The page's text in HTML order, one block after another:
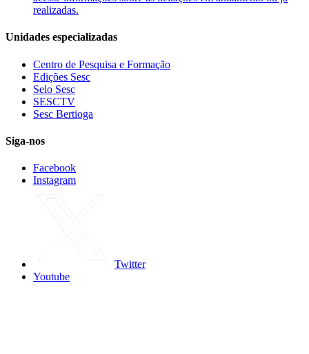
realizadas.
Unidades especializadas
Centro de Pesquisa e Formação
Edições Sesc
Selo Sesc
SESCTV
Sesc Bertioga
Siga-nos
Facebook
Instagram
Twitter
Youtube